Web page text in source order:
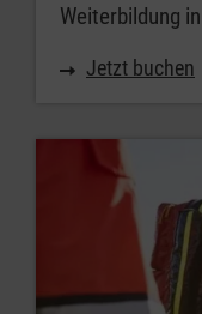
Weiterbildung
Jetzt buchen